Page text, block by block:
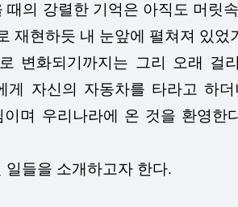
의 강렬한 기억은 아직도 머
재현하듯 내 눈앞에 펼쳐져 있었
변화되기까지는 그리 오래
자신의 자동차를 타라고 하
며 우리나라에 온 것을 환영한
들을 소개하고자 한다.